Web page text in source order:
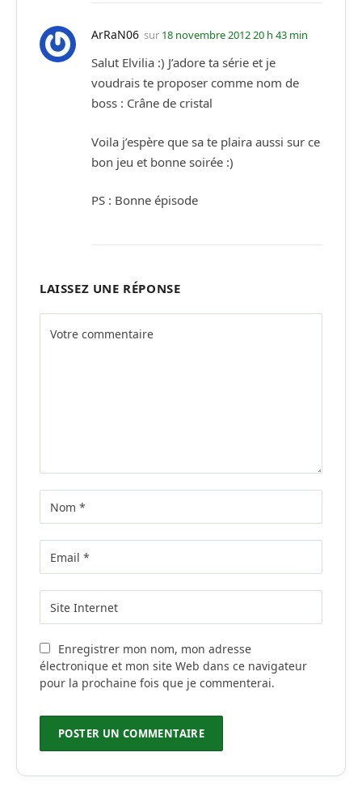
ArRaN06 sur 18 novembre 2012 20 h 43 min
Salut Elvilia :) J’adore ta série et je
voudrais te proposer comme nom de
boss : Crâne de cristal
Voila j’espère que sa te plaira aussi sur ce
bon jeu et bonne soirée :)
PS : Bonne épisode
LAISSEZ UNE RÉPONSE
Enregistrer mon nom, mon adresse
électronique et mon site Web dans ce navigateur
pour la prochaine fois que je commenterai.